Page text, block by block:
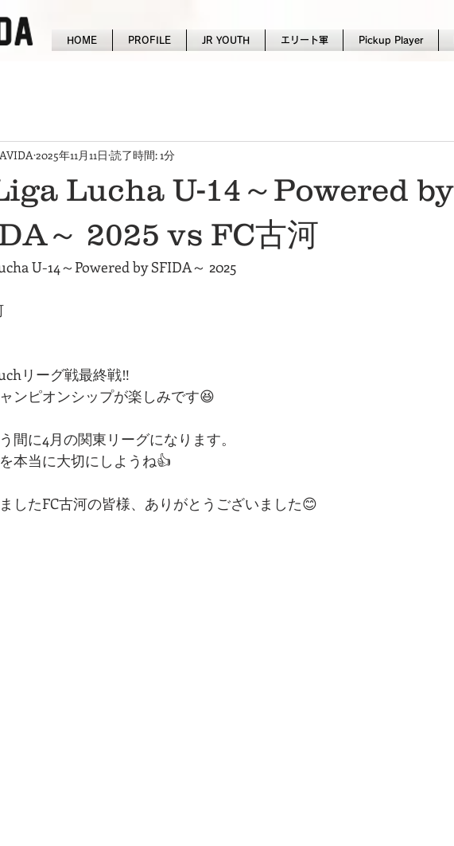
HOME PROFILE JR YOUTH エリート軍 Pickup Player
Lucha U-14～Powered by
～ 2025 vs FC古河
2025年11月11日 読了時間: 1分
U-14～Powered by SFIDA～ 2025
リーグ戦最終戦‼️
ンピオンシップが楽しみです😆
間に4月の関東リーグになります。
本当に大切にしようね👍
したFC古河の皆様、ありがとうございました😊